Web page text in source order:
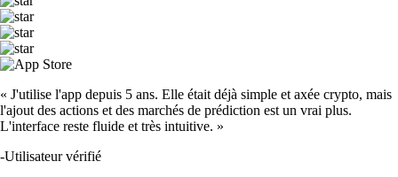
« J'utilise l'app depuis 5 ans. Elle était déjà simple et axée crypto, mais
l'ajout des actions et des marchés de prédiction est un vrai plus.
L'interface reste fluide et très intuitive. »
-Utilisateur vérifié